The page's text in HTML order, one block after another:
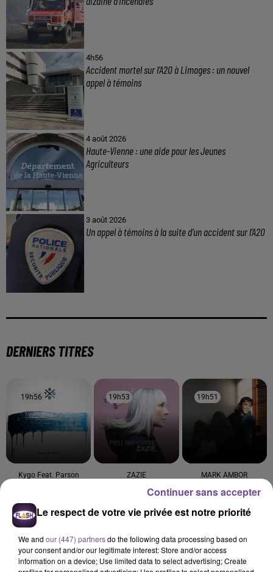
4h56
Accident mortel sur l’A20 à Limoges : un nouvel
appel à témoins
4 août 2026
Haute-Vienne : une aide pour les Jeunes
Agriculteurs
3 août 2026
Un appel à témoins à la suite d’un accident sur l’A20
DERNIERS TITRES
19h56
19h56
Kygo Feat. Parson
19h53
19h53
ZAZIE
19h51
19h51
MARK AMBOR
19h48
19h48
Le respect de votre vie privée est notre priorité
We and our (447) partnersdo the following data processing based on
your consent and/or our legitimate interest: Store and/or access
information on a device; Use limited data to select advertising; Create
Continuer sans accepter